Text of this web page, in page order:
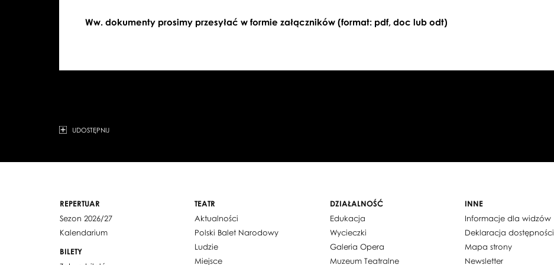
Ww. dokumenty prosimy przesyłać w formie załączników (format: pdf, doc lub odt)
UDOSTĘPNIJ
REPERTUAR
Sezon 2026/27
Kalendarium
BILETY
TEATR
Aktualności
Polski Balet Narodowy
Ludzie
Miejsce
DZIAŁALNOŚĆ
Edukacja
Wycieczki
Galeria Opera
Muzeum Teatralne
INNE
Informacje dla widzów
Deklaracja dostępności
Mapa strony
Newsletter